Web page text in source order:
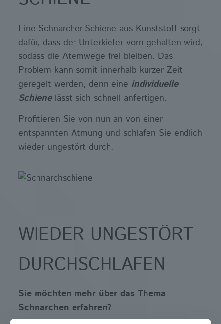
Eine Schnarcher-Schiene aus Kunststoff sorgt
dafür, dass der Unterkiefer vorn gehalten wird,
sodass die Atemwege frei bleiben. Das
Problem kann somit innerhalb kurzer Zeit
geregelt werden, denn eine individuelle
Schienelässt sich schnell anfertigen.
Profitieren Sie von nun an von einer
entspannten Atmung und schlafen Sie endlich
wieder ungestört durch.
WIEDER UNGESTÖRT
DURCHSCHLAFEN
Sie möchten mehr über das Thema
Schnarchen erfahren?